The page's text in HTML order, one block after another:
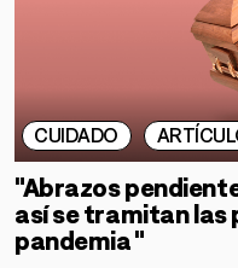
CUIDADO
"Abrazos
así se tramitan las
pandemia "